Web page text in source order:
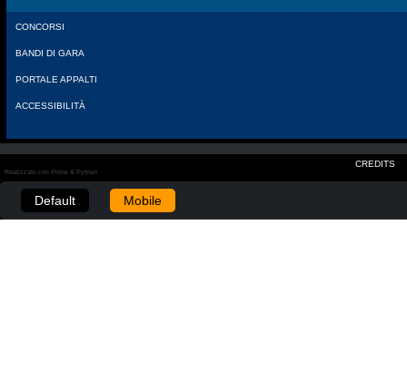
CONCORSI
BANDI DI GARA
PORTALE APPALTI
ACCESSIBILITÀ
CREDITS
Realizzato con Plone & Python
Default Mobile